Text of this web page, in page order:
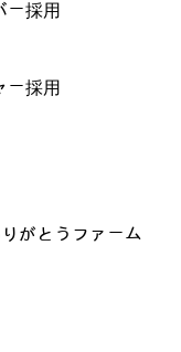
ー採用
ー採用
がとうファーム